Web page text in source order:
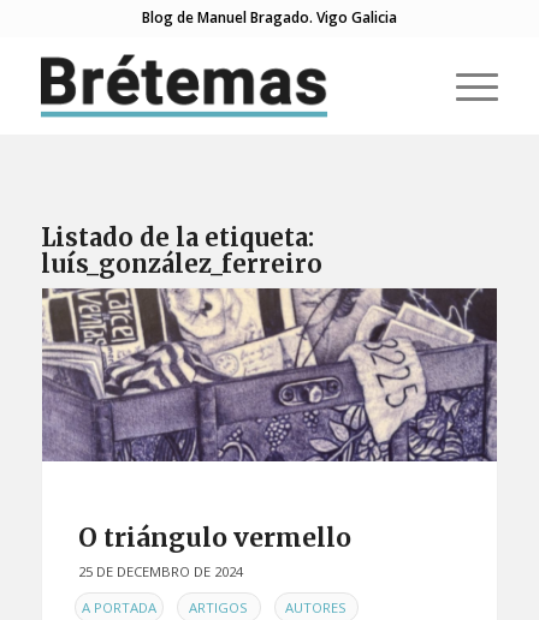
Blog de Manuel Bragado. Vigo Galicia
Listado de la etiqueta:
luís_gonzález_ferreiro
O triángulo vermello
25 DE DECEMBRO DE 2024
ENA PORTADA , ARTIGOS , AUTORES ,